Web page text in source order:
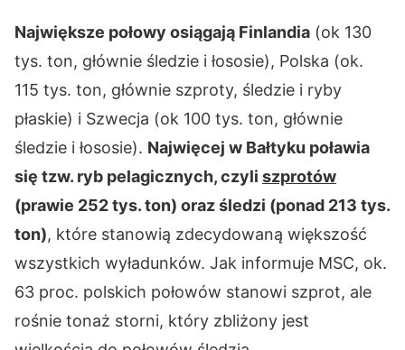
Największe połowy osiągają Finlandia (ok 130
tys. ton, głównie śledzie i łososie), Polska (ok.
115 tys. ton, głównie szproty, śledzie i ryby
płaskie) i Szwecja (ok 100 tys. ton, głównie
śledzie i łososie). Najwięcej w Bałtyku poławia
się tzw. ryb pelagicznych, czyli szprotów
(prawie 252 tys. ton) oraz śledzi (ponad 213 tys.
ton), które stanowią zdecydowaną większość
wszystkich wyładunków. Jak informuje MSC, ok.
63 proc. polskich połowów stanowi szprot, ale
rośnie tonaż storni, który zbliżony jest